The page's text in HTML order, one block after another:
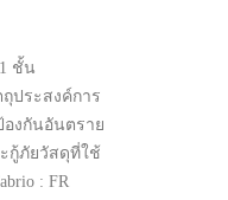
ชั้น
ถุประสงค์การ
งกันอันตราย
กู้ภัยวัสดุที่ใช้
: FR